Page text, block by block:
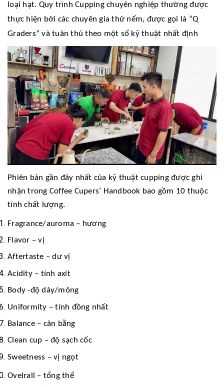
loại hạt. Quy trình Cupping chuyên nghiệp thường được
thực hiện bởi các chuyên gia thử nếm, được gọi là “Q
Graders” và tuân thủ theo một số kỹ thuật nhất định
Phiên bản gần đây nhất của kỹ thuật cupping được ghi
nhận trong Coffee Cupers’ Handbook bao gồm 10 thuộc
tính chất lượng.
Fragrance/auroma – hương
Flavor – vị
Aftertaste – dư vị
Acidity – tính axit
Body -độ dày/mỏng
Uniformity – tính đồng nhất
Balance – cân bằng
Clean cup – độ sạch cốc
Sweetness – vị ngọt
Ovelrall – tổng thể